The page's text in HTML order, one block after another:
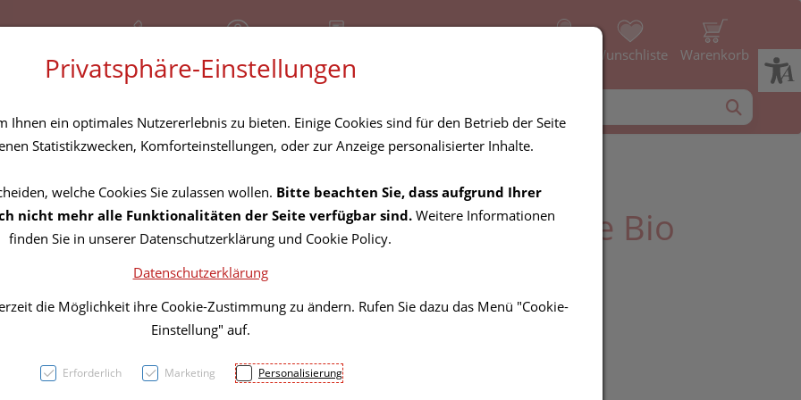
+43 (01) 3683167 Geschlossen Wunschliste Warenkorb
Gittis Kleieprodukte Bio
1,99 EUR
Privatsphäre-Einstellungen
Ihnen ein optimales Nutzererlebnis zu bieten. Einige Cookies sind für den Betrieb der Seite
Statistikzwecken, Komforteinstellungen, oder zur Anzeige personalisierter Inhalte.
welche Cookies Sie zulassen wollen. Bitte beachten Sie, dass aufgrund Ihrer
nicht mehr alle Funktionalitäten der Seite verfügbar sind. Weitere Informationen
finden Sie in unserer Datenschutzerklärung und Cookie Policy.
Datenschutzerklärung
die Möglichkeit ihre Cookie-Zustimmung zu ändern. Rufen Sie dazu das Menü "Cookie-
Einstellung" auf.
Erforderlich Marketing Personalisierung